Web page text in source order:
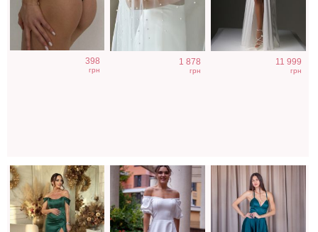
398
грн
1 878
грн
11 999
грн
Вечернее
Коктейльное
классическое
белое платье
Нарядное
атласное платье
изумрудного